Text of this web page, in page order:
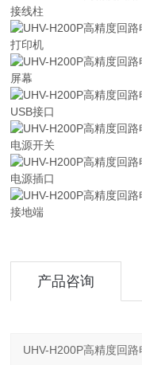
接线柱
打印机
屏幕
USB接口
电源开关
电源插口
接地端
产品咨询